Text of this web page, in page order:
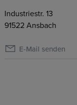
Industriestr. 13
91522 Ansbach
E-Mail senden